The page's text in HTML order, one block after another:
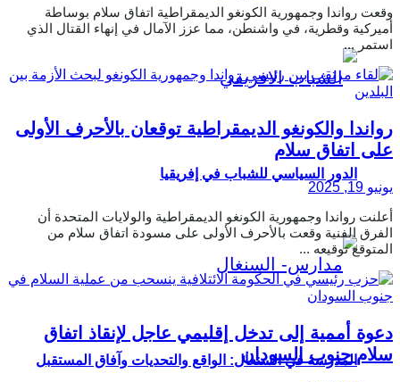
الدور السياسي للشباب في إفريقيا
المدرسة في السنغال: الواقع والتحديات وآفاق المستقبل
وقعت رواندا وجمهورية الكونغو الديمقراطية اتفاق سلام بوساطة
أميركية وقطرية، في واشنطن، مما عزز الآمال في إنهاء القتال الذي
استمر ...
رواندا والكونغو الديمقراطية توقعان بالأحرف الأولى
على اتفاق سلام
يونيو 19, 2025
أعلنت رواندا وجمهورية الكونغو الديمقراطية والولايات المتحدة أن
الفرق الفنية وقعت بالأحرف الأولى على مسودة اتفاق سلام من
المتوقع توقيعه ...
دعوة أممية إلى تدخل إقليمي عاجل لإنقاذ اتفاق
سلام جنوب السودان